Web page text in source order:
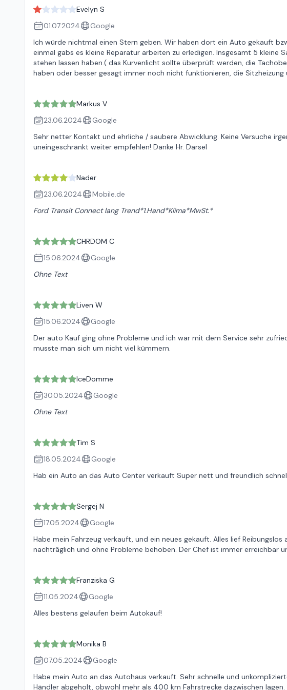
Evelyn S
01.07.2024
Google
Ich würde nichtmal einen Stern geben. Wir haben dort ein Auto gekauft
einmal gabs es kleine Reparatur arbeiten zu erledigen. Insgesamt 5 kleine
stehen lassen haben.( das Kurvenlicht sollte überprüft werden, die
haben oder besser gesagt immer noch nicht funktionieren, die Sitzheizung
Markus V
23.06.2024
Google
Sehr netter Kontakt und ehrliche / saubere Abwicklung. Keine Versuche
uneingeschränkt weiter empfehlen! Danke Hr. Darsel
Nader
23.06.2024
Mobile.de
Ford Transit Connect lang Trend*1.Hand*Klima*MwSt.*
CHRDOM C
15.06.2024
Google
Ohne Text
Liven W
15.06.2024
Google
Der auto Kauf ging ohne Probleme und ich war mit dem Service sehr
musste man sich um nicht viel kümmern.
IceDomme
30.05.2024
Google
Ohne Text
Tim S
18.05.2024
Google
Hab ein Auto an das Auto Center verkauft Super nett und freundlich schnelle
Sergej N
17.05.2024
Google
Habe mein Fahrzeug verkauft, und ein neues gekauft. Alles lief Reibungslos
nachträglich und ohne Probleme behoben. Der Chef ist immer erreichbar
Franziska G
11.05.2024
Google
Alles bestens gelaufen beim Autokauf!
Monika B
07.05.2024
Google
Habe mein Auto an das Autohaus verkauft. Sehr schnelle und
Händler abgeholt, obwohl mehr als 400 km Fahrstrecke dazwischen